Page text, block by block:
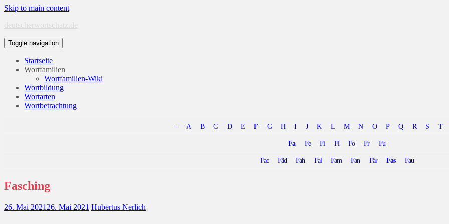
Skip to main content
deutscherwortschatz.de
Toggle navigation
Startseite
Wortfamilien
Wortfamilien-Wiki
Wortbildung
Wortarten
Wortbetrachtung
- A B C D E F G H I J K L M N O P Q R S T
Fa Fe Fi Fl Fo Fr Fu
Fac Fäd Fah Fal Fam Fan Fär Fas Fau
Fasching
26. Mai 2021 26. Mai 2021 Hubertus Nerlich